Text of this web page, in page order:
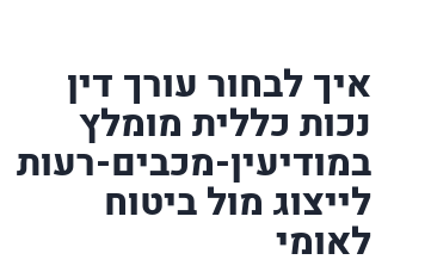
איך לבחור עורך דין
נכות כללית מומלץ
במודיעין-מכבים-רעות
לייצוג מול ביטוח
לאומי